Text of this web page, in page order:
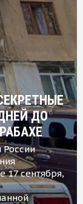
ДО
17 сентября,